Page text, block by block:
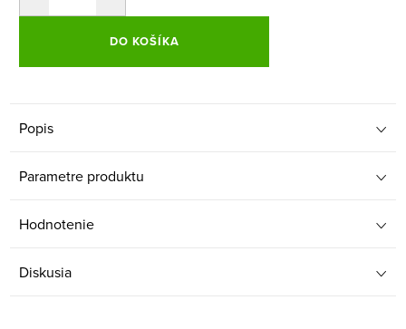
DO KOŠÍKA
Popis
Parametre produktu
Hodnotenie
Diskusia